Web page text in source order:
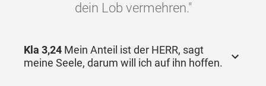
dein Lob vermehren."
Kla 3,24 Mein Anteil ist der HERR, sagt
meine Seele, darum will ich auf ihn hoffen.